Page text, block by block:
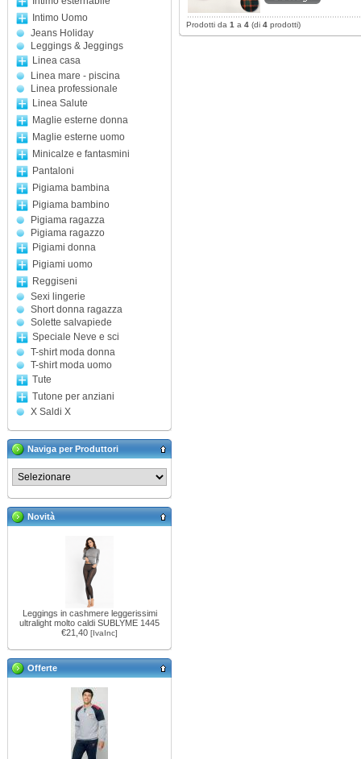
Intimo Uomo
Jeans Holiday
Leggings & Jeggings
Linea casa
Linea mare - piscina
Linea professionale
Linea Salute
Maglie esterne donna
Maglie esterne uomo
Minicalze e fantasmini
Pantaloni
Pigiama bambina
Pigiama bambino
Pigiama ragazza
Pigiama ragazzo
Pigiami donna
Pigiami uomo
Reggiseni
Sexi lingerie
Short donna ragazza
Solette salvapiede
Speciale Neve e sci
T-shirt moda donna
T-shirt moda uomo
Tute
Tutone per anziani
X Saldi X
Naviga per Produttori
Novità
Leggings in cashmere leggerissimi
ultralight molto caldi SUBLYME 1445
€21,40 [IvaInc]
Offerte
Prodotti da 1 a 4 (di 4 prodotti)